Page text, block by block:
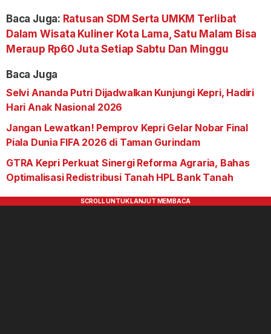
Baca Juga: Ratusan SDM Serta UMKM Terlibat
Dalam Wisata Kuliner Kota Lama, Satu Malam Bisa
Meraup Rp60 Juta Setiap Sabtu Dan Minggu
Baca Juga
Selvi Ananda Putri Dijadwalkan Kunjungi Kepri, Hadiri
Hari Anak Nasional 2026
Jangan Lewatkan! Pemprov Kepri Gelar Nobar Final
Piala Dunia FIFA 2026 di Taman Gurindam
GTRA Kepri Perkuat Sinergi Reforma Agraria, Bahas
Optimalisasi Redistribusi Tanah HPL Bank Tanah